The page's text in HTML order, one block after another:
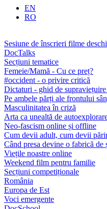
EN
RO
Sesiune de înscrieri filme
DocTalks
Secțiuni tematice
Femeie/Mamă - Cu ce preț?
#occident - o privire critică
Dictaturi - ghid de
Pe ambele părți ale frontului
Masculinitatea în criză
Arta ca unealtă de
Neo-fascism online și offline
Cum devii adult, cum devii
Când presa devine o fabrică de
Viețile noastre online
Weekend film pentru familie
Secțiuni competiționale
România
Europa de Est
Voci emergente